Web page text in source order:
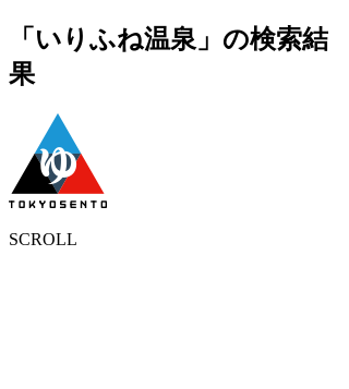
「いりふね温泉」の検索結
果
SCROLL